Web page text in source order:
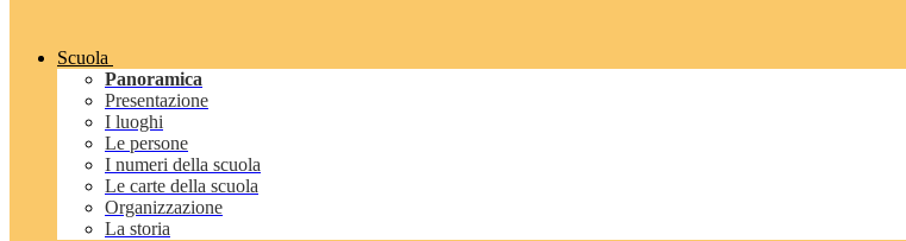
Scuola
Panoramica
Presentazione
I luoghi
Le persone
I numeri della scuola
Le carte della scuola
Organizzazione
La storia